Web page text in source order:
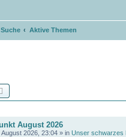
Suche Aktive Themen
August 2026
2026, 23:04» in Unser schwarzes